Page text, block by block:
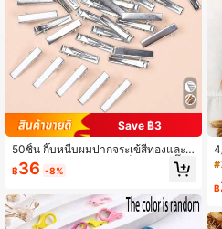
Save ฿3
50ชิ้น กิ๊บหนีบผมปากจระเข้สีทองและสี
เงิน, ออกแบบมาสำหรับเด็กผู้หญิง! กิ๊บติ
ดผมอเนกประสงค์เหล่านี้เหมาะสำหรับใ
มทุกทรง เหมาะสำหรับฤดูร้อนและเปิดเ
ทอม
฿36 -8%
ม
฿